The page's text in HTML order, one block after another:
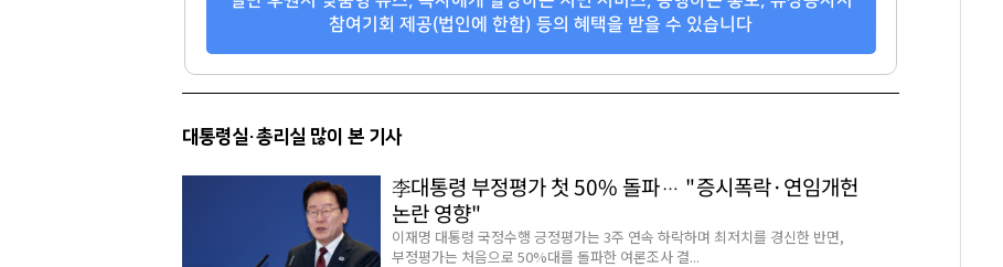
참여기회 제공(법인에 한함) 등의 혜택을 받을 수 있습니다
대통령실·총리실 많이 본 기사
李대통령 부정평가 첫 50% 돌파… "증시폭락·연임개헌
논란 영향"
이재명 대통령 국정수행 긍정평가는 3주 연속 하락하며 최저치를 경신한 반면,
부정평가는 처음으로 50%대를 돌파한 여론조사 결...